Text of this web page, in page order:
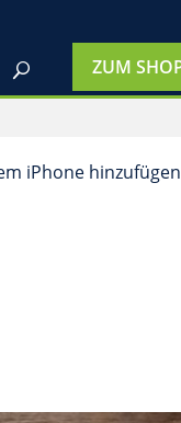
iPhone hinzufügen